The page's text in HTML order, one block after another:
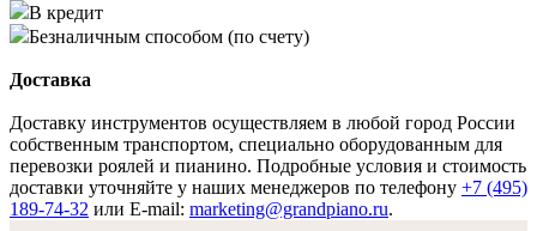
В кредит
Безналичным способом (по счету)
Доставка
Доставку инструментов осуществляем в любой город России
собственным транспортом, специально оборудованным для
перевозки роялей и пианино. Подробные условия и стоимость
доставки уточняйте у наших менеджеров по телефону +7 (495)
189-74-32 или E-mail: marketing@grandpiano.ru.